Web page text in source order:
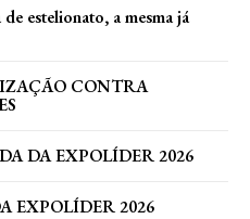
estelionato, a mesma já
CONTRA
DA EXPOLÍDER 2026
EXPOLÍDER 2026